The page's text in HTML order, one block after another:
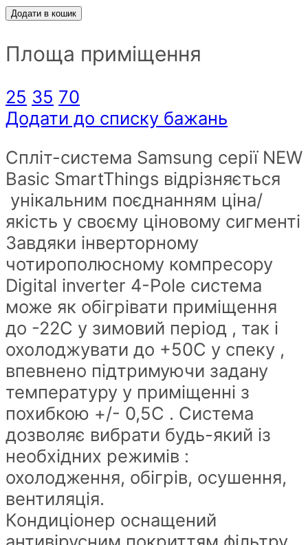
Додати в кошик
Площа приміщення
25 35 70
Додати до списку бажань
Спліт-система Samsung серії NEW
Basic SmartThings відрізняється
унікальним поєднанням ціна/
якість у своєму ціновому сигменті
Завдяки інверторному
чотирополюсному компресору
Digital inverter 4-Pole система
може як обігрівати приміщення
до -22С у зимовий період , так і
охолоджувати до +50С у спеку ,
впевнено підтримуючи задану
температуру у приміщенні з
похибкою +/- 0,5С . Система
дозволяє вибрати будь-який із
необхідних режимів :
охолодження, обігрів, осушення,
вентиляція.
Кондиціонер оснащений